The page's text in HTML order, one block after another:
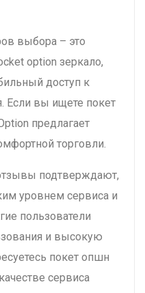
выбора – это
option зеркало,
доступ к
Если вы ищете покет
предлагает
торговли.
подтверждают,
уровнем сервиса и
пользователи
и высокую
покет опшн
сервиса